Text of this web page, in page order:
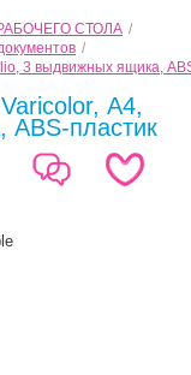
СТОЛА /
/
3 выдвижных ящика,
А4,
пластик